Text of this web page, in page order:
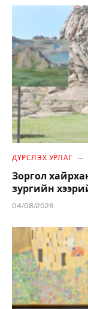
ДҮРСЛЭХ УРЛАГ
Зоргол
зургийн
04/08/2026